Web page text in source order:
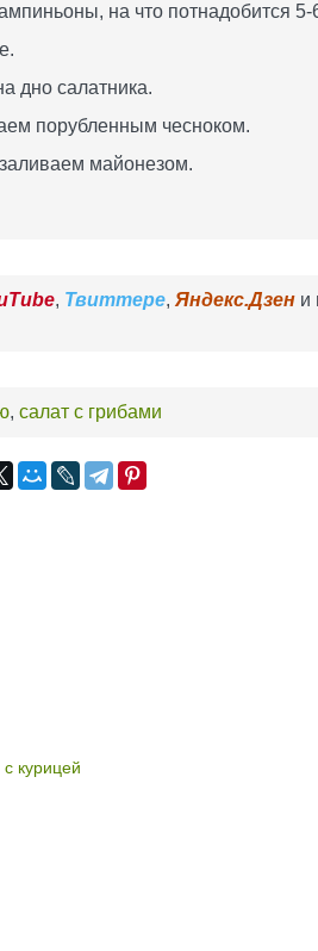
на что потнадобится 5-
дно салатника.
порубленным чесноком.
майонезом.
, Твиттере, Яндекс.Дзен и
, салат с грибами
курицей